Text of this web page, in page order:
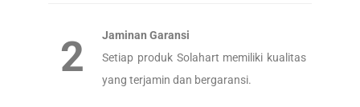
2
Jaminan Garansi
Setiap produk Solahart memiliki kualitas
yang terjamin dan bergaransi.